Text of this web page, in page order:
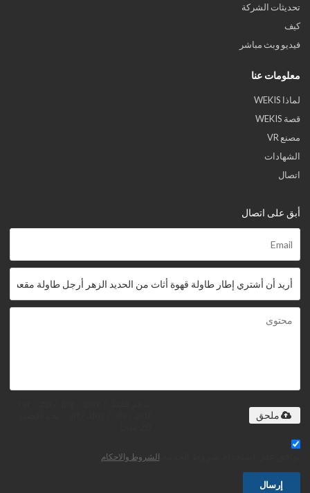
تحديثات الشركة
كيف
فيديو وبث مباشر
معلومات عنا
لماذا WEKIS
قصة WEKIS
مصنع VR
الشهادات
اتصال
أبق على اتصال
ملحق
الشروط والاحكام
إرسال